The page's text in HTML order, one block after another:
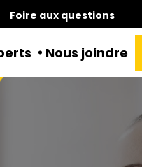
Foire aux questions
Nous joindre